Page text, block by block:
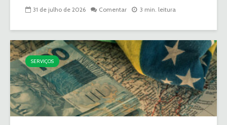
31 de julho de 2026 Comentar 3 min. leitura
SERVIÇOS